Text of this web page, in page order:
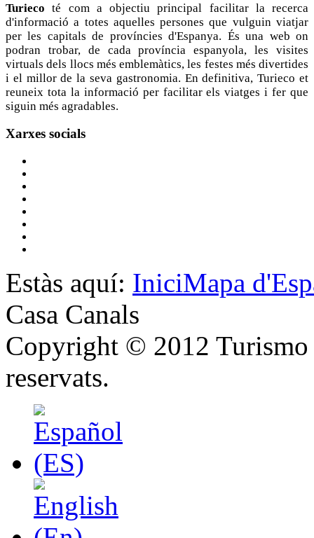
Turieco té com a objectiu principal facilitar la recerca
d'informació a totes aquelles persones que vulguin viatjar
per les capitals de províncies d'Espanya. És una web on
podran trobar, de cada província espanyola, les visites
virtuals dels llocs més emblemàtics, les festes més divertides
i el millor de la seva gastronomia. En definitiva, Turieco et
reuneix tota la informació per facilitar els viatges i fer que
siguin més agradables.
Xarxes socials
Estàs aquí: IniciMapa
Casa Canals
Copyright © 2012 Turismo
reservats.